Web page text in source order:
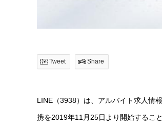
Tweet Share
LINE（3938）は、アルバイト求人情
携を2019年11月25日より開始するこ